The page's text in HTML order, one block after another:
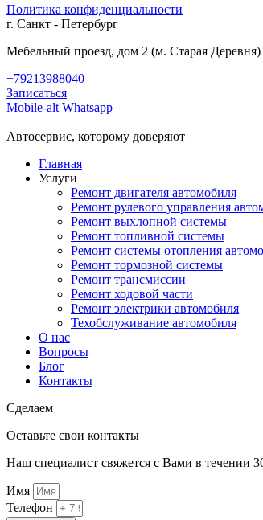
Политика конфиденциальности
г. Санкт - Петербург
Мебельный проезд, дом 2 (м. Старая Деревня)
+79213988040
Записаться
Mobile-alt Whatsapp
Автосервис, которому доверяют
Главная
Услуги
Ремонт двигателя автомобиля
Ремонт рулевого управления
Ремонт выхлопной системы
Ремонт топливной системы
Ремонт системы отопления
Ремонт тормозной системы
Ремонт трансмиссии
Ремонт ходовой части
Ремонт электрики автомобиля
Техобслуживание автомобиля
О нас
Вопросы
Блог
Контакты
Сделаем
Оставьте свои контакты
Наш специалист свяжется с Вами в течении
Имя
Телефон